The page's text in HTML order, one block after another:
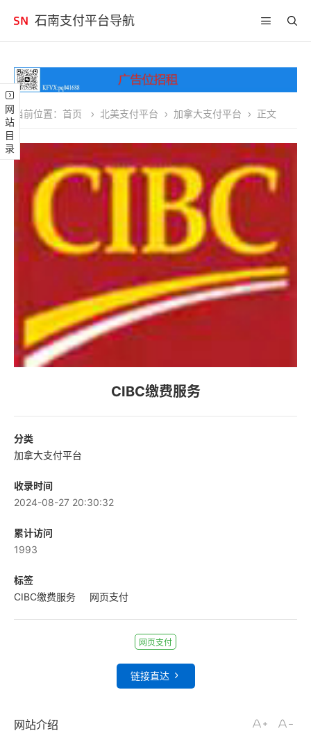
石南支付平台导航
网站目录 当前位置： 首页 北美支付平台 加拿大支付平台 正文
CIBC缴费服务
分类
加拿大支付平台
收录时间
2024-08-27 20:30:32
累计访问
1993
标签
CIBC缴费服务
网页支付
网页支付
链接直达
网站介绍